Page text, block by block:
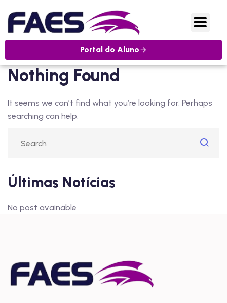
Portal do Aluno
Nothing Found
It seems we can’t find what you’re looking for. Perhaps
searching can help.
Últimas Notícias
No post avainable